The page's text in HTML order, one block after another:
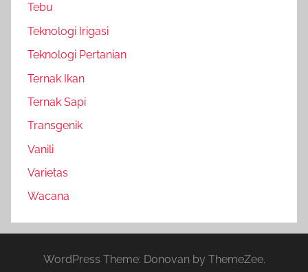
Tebu
Teknologi Irigasi
Teknologi Pertanian
Ternak Ikan
Ternak Sapi
Transgenik
Vanili
Varietas
Wacana
WordPress Theme: Donovan by ThemeZee.